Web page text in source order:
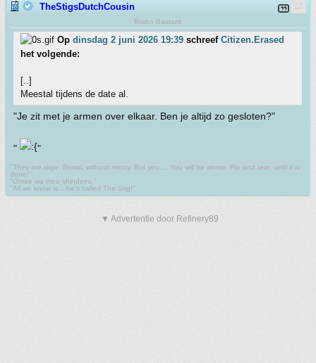
TheStigsDutchCousin
Brabo Bastard
Op dinsdag 2 juni 2026 19:39 schreef Citizen.Erased
het volgende:
[..]
Meestal tijdens de date al.
"Je zit met je armen over elkaar. Ben je altijd zo gesloten?"
" "
"They are rage. Brutal, without mercy. But you.... You will be worse. Rip and tear, until it is
done!"
"Omae wa mou shindeiru."
"All we know is... he's called The Stig!"
▼ Advertentie door Refinery89